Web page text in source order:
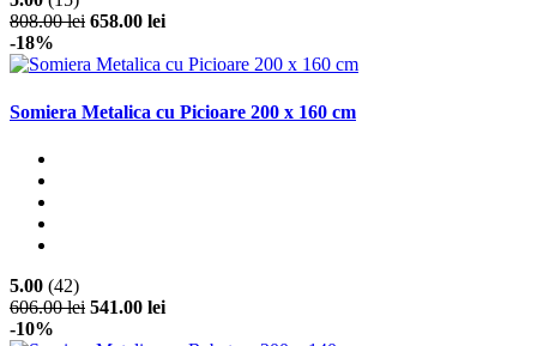
808.00 lei 658.00 lei
-18%
Somiera Metalica cu Picioare 200 x 160 cm
5.00 (42)
606.00 lei 541.00 lei
-10%